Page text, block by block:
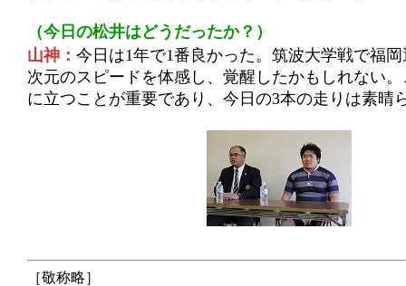
（今日の松井はどうだったか？）
山神： 今日は1年で1番良かった。筑波大学戦で福
次元のスピードを体感し、覚醒したかもしれない
に立つことが重要であり、今日の3本の走りは素晴
［敬称略］